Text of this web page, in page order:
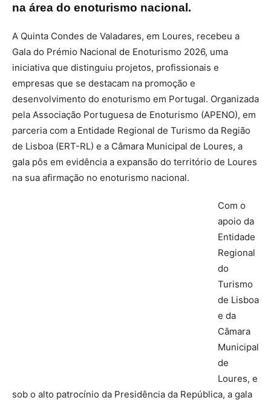
na área do enoturismo nacional.
A Quinta Condes de Valadares, em Loures, recebeu a
Gala do Prémio Nacional de Enoturismo 2026, uma
iniciativa que distinguiu projetos, profissionais e
empresas que se destacam na promoção e
desenvolvimento do enoturismo em Portugal. Organizada
pela Associação Portuguesa de Enoturismo (APENO), em
parceria com a Entidade Regional de Turismo da Região
de Lisboa (ERT-RL) e a Câmara Municipal de Loures, a
gala pôs em evidência a expansão do território de Loures
na sua afirmação no enoturismo nacional.
Com o
apoio da
Entidade
Regional
do
Turismo
de Lisboa
e da
Câmara
Municipal
de
Loures, e
sob o alto patrocínio da Presidência da República, a gala